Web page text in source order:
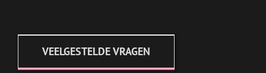
VEELGESTELDE VRAGEN